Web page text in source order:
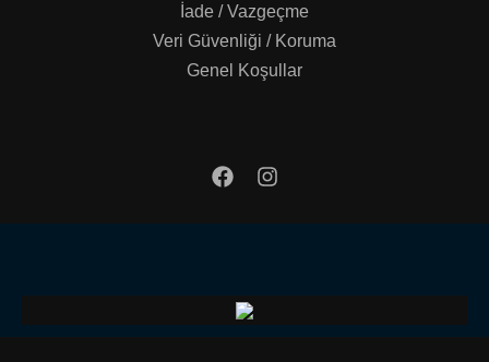
İade / Vazgeçme
Veri Güvenliği / Koruma
Genel Koşullar